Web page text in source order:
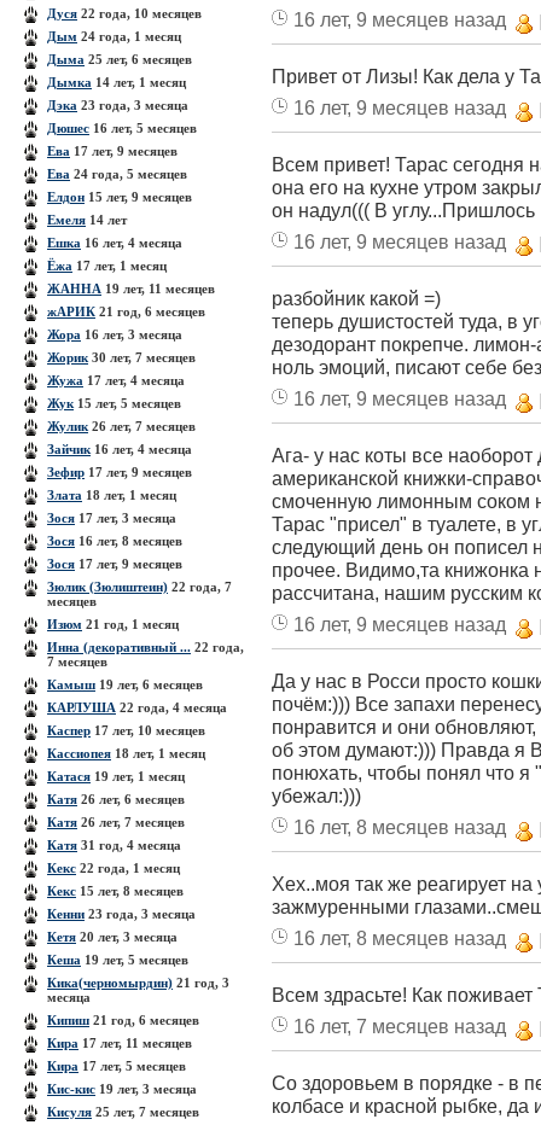
Дуся 22 года, 10 месяцев
Дым 24 года, 1 месяц
Дыма 25 лет, 6 месяцев
Дымка 14 лет, 1 месяц
Дэка 23 года, 3 месяца
Дюшес 16 лет, 5 месяцев
Ева 17 лет, 9 месяцев
Ева 24 года, 5 месяцев
Елдон 15 лет, 9 месяцев
Емеля 14 лет
Ешка 16 лет, 4 месяца
Ёжа 17 лет, 1 месяц
ЖАННА 19 лет, 11 месяцев
жАРИК 21 год, 6 месяцев
Жора 16 лет, 3 месяца
Жорик 30 лет, 7 месяцев
Жужа 17 лет, 4 месяца
Жук 15 лет, 5 месяцев
Жулик 26 лет, 7 месяцев
Зайчик 16 лет, 4 месяца
Зефир 17 лет, 9 месяцев
Злата 18 лет, 1 месяц
Зося 17 лет, 3 месяца
Зося 16 лет, 8 месяцев
Зося 17 лет, 9 месяцев
Зюлик (Зюлиштеин) 22 года, 7
месяцев
Изюм 21 год, 1 месяц
Инна (декоративный ... 22 года,
7 месяцев
Камыш 19 лет, 6 месяцев
КАРЛУША 22 года, 4 месяца
Каспер 17 лет, 10 месяцев
Кассиопея 18 лет, 1 месяц
Катася 19 лет, 1 месяц
Катя 26 лет, 6 месяцев
Катя 26 лет, 7 месяцев
Катя 31 год, 4 месяца
Кекс 22 года, 1 месяц
Кекс 15 лет, 8 месяцев
Кенни 23 года, 3 месяца
Кетя 20 лет, 3 месяца
Кеша 19 лет, 5 месяцев
Кика(черномырдин) 21 год, 3
месяца
Кипиш 21 год, 6 месяцев
Кира 17 лет, 11 месяцев
Кира 17 лет, 5 месяцев
Кис-кис 19 лет, 3 месяца
Кисуля 25 лет, 7 месяцев
16 лет, 9 месяцев назад
Привет от Лизы! Как дела у
16 лет, 9 месяцев назад
Всем привет! Тарас сегодня
она его на кухне утром
он надул((( В
16 лет, 9 месяцев назад
разбойник какой =)
теперь душистостей туда, в
дезодорант покрепче.
ноль эмоций, писают себе
16 лет, 9 месяцев назад
Ага- у нас коты все
американской книжки-
смоченную лимонным соком
Тарас "присел" в туалете, в
следующий день он пописел
прочее. Видимо,та книжонка
рассчитана, нашим русским
16 лет, 9 месяцев назад
Да у нас в Росси просто
почём:))) Все запахи
понравится и они
об этом думают:))) Правда я
понюхать, чтобы понял что я
убежал:)))
16 лет, 8 месяцев назад
Хех..моя так же реагирует
зажмуренными
16 лет, 8 месяцев назад
Всем здрасьте! Как
16 лет, 7 месяцев назад
Со здоровьем в порядке - в
колбасе и красной рыбке, да